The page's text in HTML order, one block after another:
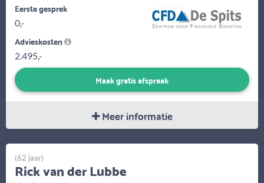
Eerste gesprek
0,-
Advieskosten
2.495,-
Maak gratis afspraak
Meer informatie
(62 jaar)
Rick van der Lubbe